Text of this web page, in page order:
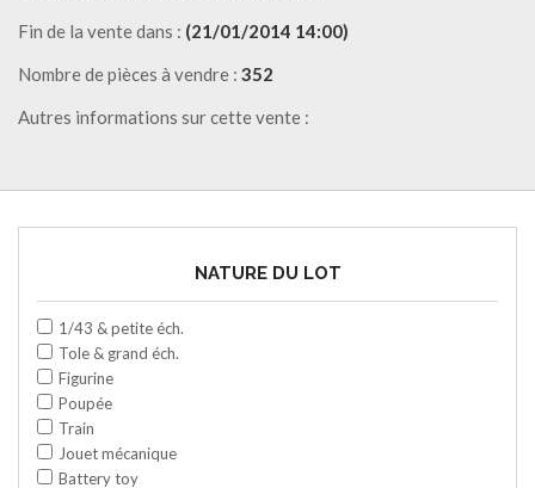
Fin de la vente dans : (21/01/2014 14:00)
Nombre de pièces à vendre : 352
Autres informations sur cette vente :
NATURE DU LOT
1/43 & petite éch.
Tole & grand éch.
Figurine
Poupée
Train
Jouet mécanique
Battery toy